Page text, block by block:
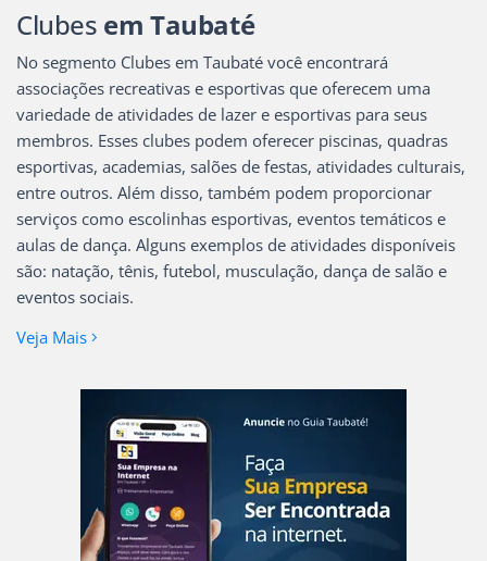
Clubes em Taubaté
No segmento Clubes em Taubaté você encontrará
associações recreativas e esportivas que oferecem uma
variedade de atividades de lazer e esportivas para seus
membros. Esses clubes podem oferecer piscinas, quadras
esportivas, academias, salões de festas, atividades culturais,
entre outros. Além disso, também podem proporcionar
serviços como escolinhas esportivas, eventos temáticos e
aulas de dança. Alguns exemplos de atividades disponíveis
são: natação, tênis, futebol, musculação, dança de salão e
eventos sociais.
Veja Mais